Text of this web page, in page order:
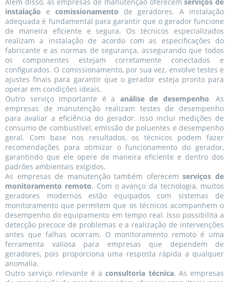
instalação e comissionamento de geradores. A instalação
adequada é fundamental para garantir que o gerador funcione
de maneira eficiente e segura. Os técnicos especializados
realizam a instalação de acordo com as especificações do
fabricante e as normas de segurança, assegurando que todos
os componentes estejam corretamente conectados e
configurados. O comissionamento, por sua vez, envolve testes e
ajustes finais para garantir que o gerador esteja pronto para
operar em condições ideais.
Outro serviço importante é a análise de desempenho. As
empresas de manutenção realizam testes de desempenho
para avaliar a eficiência do gerador. Isso inclui medições de
consumo de combustível, emissão de poluentes e desempenho
geral. Com base nos resultados, os técnicos podem fazer
recomendações para otimizar o funcionamento do gerador,
garantindo que ele opere de maneira eficiente e dentro dos
padrões ambientais exigidos.
As empresas de manutenção também oferecemserviços de
monitoramento remoto. Com o avanço da tecnologia, muitos
geradores modernos estão equipados com sistemas de
monitoramento que permitem que os técnicos acompanhem o
desempenho do equipamento em tempo real. Isso possibilita a
detecção precoce de problemas e a realização de intervenções
antes que falhas ocorram. O monitoramento remoto é uma
ferramenta valiosa para empresas que dependem de
geradores, pois proporciona uma resposta rápida a qualquer
anomalia.
Outro serviço relevante é aconsultoria técnica. As empresas